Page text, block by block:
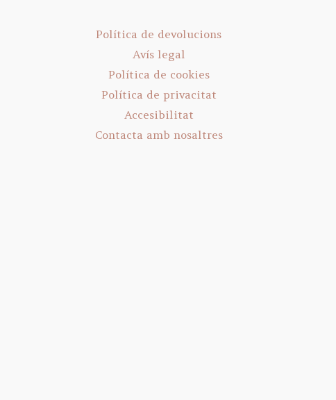
Política de devolucions
Avís legal
Política de cookies
Política de privacitat
Accesibilitat
Contacta amb nosaltres